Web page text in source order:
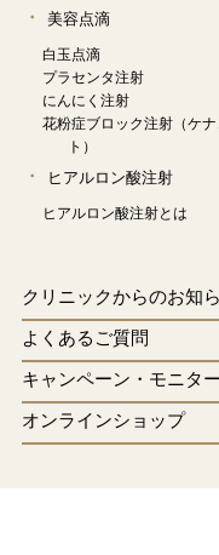
美容点滴
白玉点滴
プラセンタ注射
にんにく注射
花粉症ブロック注射（ケ
ト）
ヒアルロン酸注射
ヒアルロン酸注射とは
クリニックからのお知
よくあるご質問
キャンペーン・モニタ
オンラインショップ